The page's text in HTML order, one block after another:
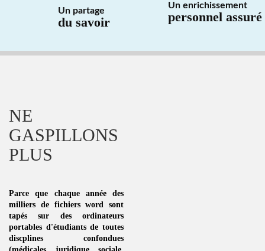
Un partage
du savoir
Un enrichissement
personnel assuré
NE
GASPILLONS
PLUS
Parce que chaque année des
milliers de fichiers word sont
tapés sur des ordinateurs
portables d'étudiants de toutes
discplines confondues